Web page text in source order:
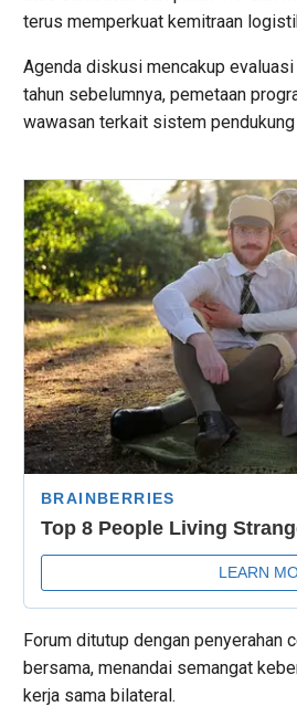
terus memperkuat kemitraan
Agenda diskusi mencakup
tahun sebelumnya, pemetaan
wawasan terkait sistem
Forum ditutup dengan penyerahan
bersama, menandai semangat
kerja sama bilateral.